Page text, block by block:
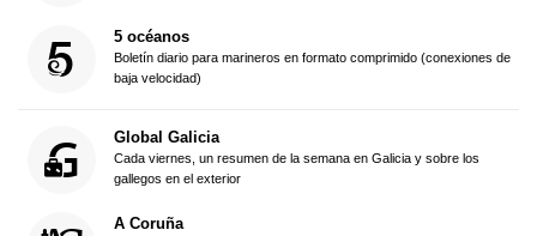
5 océanos
Boletín diario para marineros en formato comprimido (conexiones de
baja velocidad)
Global Galicia
Cada viernes, un resumen de la semana en Galicia y sobre los
gallegos en el exterior
A Coruña